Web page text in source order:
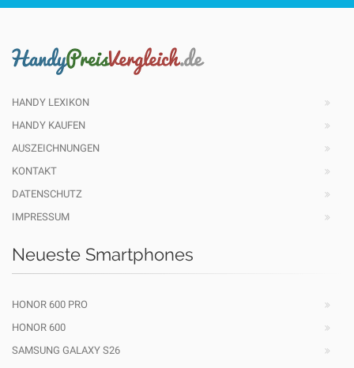
HANDY LEXIKON
HANDY KAUFEN
AUSZEICHNUNGEN
KONTAKT
DATENSCHUTZ
IMPRESSUM
Neueste Smartphones
HONOR 600 PRO
HONOR 600
SAMSUNG GALAXY S26